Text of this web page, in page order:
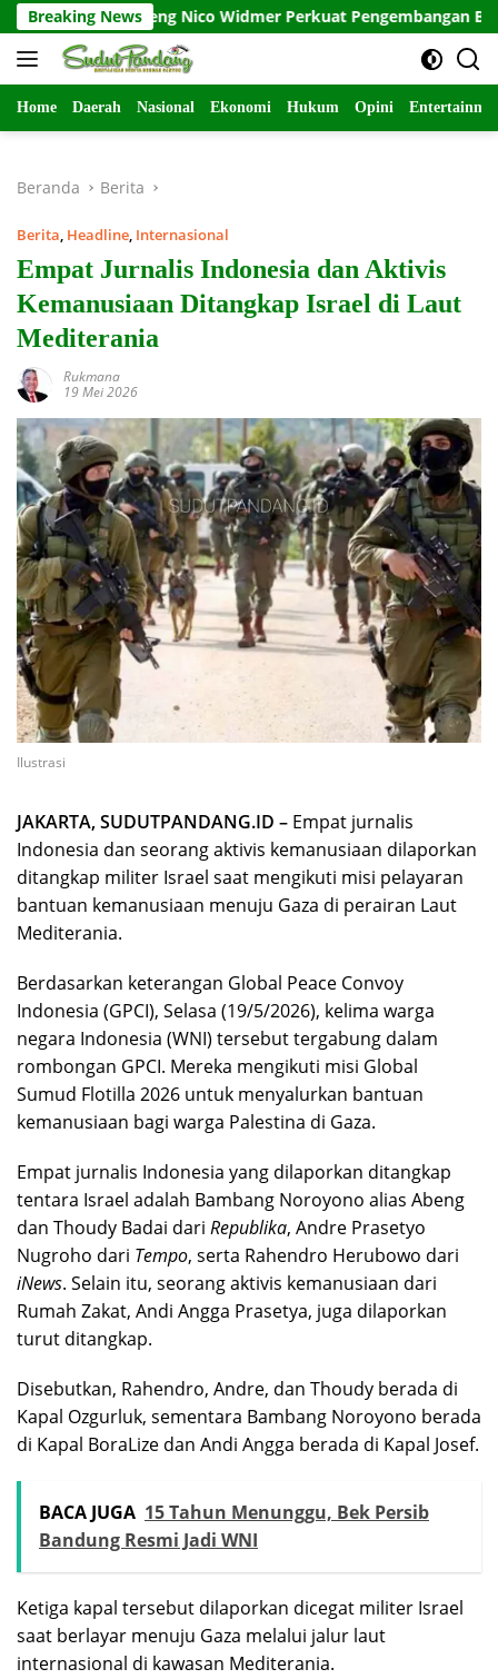
Langsung
ke
konten
Breaking News
Gandeng Nico Widmer Perkuat Pengembangan Basket 3×3
Home Daerah Nasional Ekonomi Hukum Opini
Beranda Berita
Berita, Headline, Internasional
Empat Jurnalis Indonesia dan Aktivis
Kemanusiaan Ditangkap Israel di Laut
Mediterania
Rukmana
19 Mei 2026
Ilustrasi
JAKARTA, SUDUTPANDANG.ID – Empat jurnalis
Indonesia dan seorang aktivis kemanusiaan dilaporkan
ditangkap militer Israel saat mengikuti misi pelayaran
bantuan kemanusiaan menuju Gaza di perairan Laut
Mediterania.
Berdasarkan keterangan Global Peace Convoy
Indonesia (GPCI), Selasa (19/5/2026), kelima warga
negara Indonesia (WNI) tersebut tergabung dalam
rombongan GPCI. Mereka mengikuti misi Global
Sumud Flotilla 2026 untuk menyalurkan bantuan
kemanusiaan bagi warga Palestina di Gaza.
Empat jurnalis Indonesia yang dilaporkan ditangkap
tentara Israel adalah Bambang Noroyono alias Abeng
dan Thoudy Badai dari Republika, Andre Prasetyo
Nugroho dari Tempo, serta Rahendro Herubowo dari
iNews. Selain itu, seorang aktivis kemanusiaan dari
Rumah Zakat, Andi Angga Prasetya, juga dilaporkan
turut ditangkap.
Disebutkan, Rahendro, Andre, dan Thoudy berada di
Kapal Ozgurluk, sementara Bambang Noroyono berada
di Kapal BoraLize dan Andi Angga berada di Kapal Josef.
BACA JUGA 15 Tahun Menunggu, Bek Persib
Bandung Resmi Jadi WNI
Ketiga kapal tersebut dilaporkan dicegat militer Israel
saat berlayar menuju Gaza melalui jalur laut
internasional di kawasan Mediterania.